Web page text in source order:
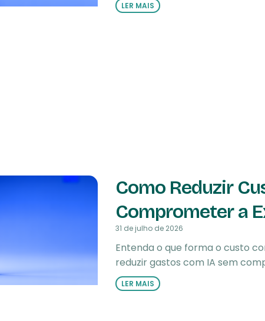
LER MAIS
Como Reduzir
Comprometer a
31 de julho de 2026
Entenda o que forma o custo
reduzir gastos com IA sem
LER MAIS